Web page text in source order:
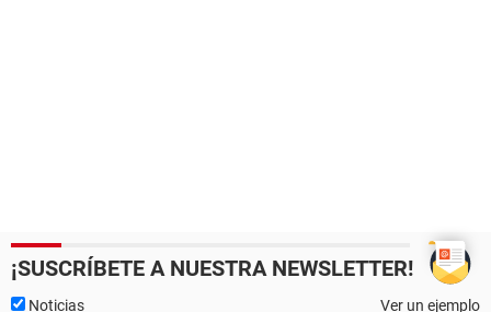
¡SUSCRÍBETE A NUESTRA NEWSLETTER!
Noticias Ver un ejemplo